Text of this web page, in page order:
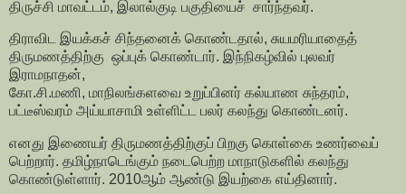
திருச்சி மாவட்டம், இலால்குடி பகுதியைச் சார்ந்தவர்.
திராவிட இயக்கச் சிந்தனைக் கொண்டதால், சுயமரியாதைத்
திருமணத்திற்கு ஒப்புக் கொண்டார். இந்நிகழ்வில் புலவர்
இராமநாதன்,
கோ.சி.மணி, மாநிலங்களவை உறுப்பினர் கல்யாண சுந்தரம்,
பட்டீஸ்வரம் அய்யாசாமி உள்ளிட்ட பலர் கலந்து கொண்டனர்.
எனது இணையர் திருமணத்திற்குப் பிறகு கொள்கை உணர்வைப்
பெற்றார். தமிழ்நாடெங்கும் நடைபெற்ற மாநாடுகளில் கலந்து
கொண்டுள்ளார். 2010ஆம் ஆண்டு இயற்கை எய்தினார்.